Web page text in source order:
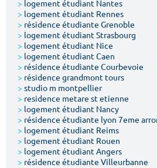
Chercher
> logement étudiant Nantes
> logement étudiant Rennes
> résidence étudiante Grenoble
> logement étudiant Strasbourg
> logement étudiant Nice
> logement étudiant Caen
> résidence étudiante Courbevoie
> résidence grandmont tours
> studio m montpellier
> residence metare st etienne
> logement étudiant Nancy
> résidence étudiante lyon 7eme
> logement étudiant Reims
> logement étudiant Rouen
> logement étudiant Angers
> résidence étudiante Villeurbanne